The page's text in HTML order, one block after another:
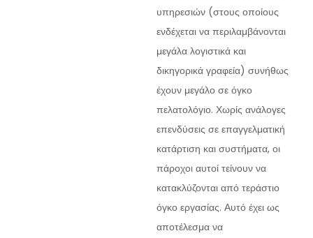
υπηρεσιών (στους οποίους
ενδέχεται να περιλαμβάνονται
μεγάλα λογιστικά και
δικηγορικά γραφεία) συνήθως
έχουν μεγάλο σε όγκο
πελατολόγιο. Χωρίς ανάλογες
επενδύσεις σε επαγγελματική
κατάρτιση και συστήματα, οι
πάροχοι αυτοί τείνουν να
κατακλύζονται από τεράστιο
όγκο εργασίας. Αυτό έχει ως
αποτέλεσμα να